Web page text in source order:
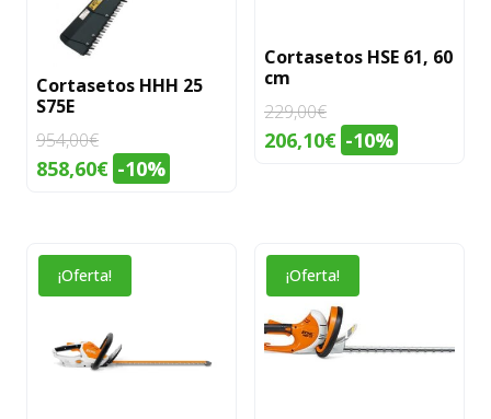
Cortasetos HHH 25
S75E
954,00€
El
era:
954,00€.
858,60€El
es:
858,60€.
-10%
Cortasetos HSE 61, 60
cm
229,00€
El
229,00€.
206,10€El
206,10€.
-10%
¡Oferta! ¡Oferta!